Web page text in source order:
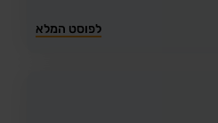
לפוסט המלא